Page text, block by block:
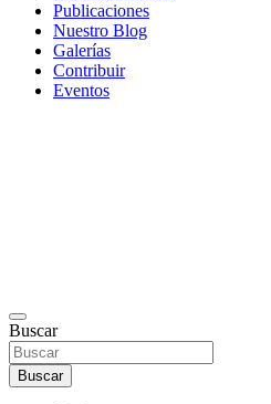
Publicaciones
Nuestro Blog
Galerías
Contribuir
Eventos
Buscar
Buscar